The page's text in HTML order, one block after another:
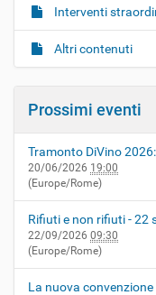
Interventi
Altri contenuti
Prossimi eventi
Tramonto DiVino
20/06/2026 19:00
(Europe/Rome)
Rifiuti e non rifiuti - 22
22/09/2026 09:30
(Europe/Rome)
La nuova